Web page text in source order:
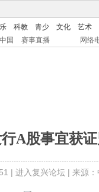
科教 青少 文化
艺术
国 赛事直播 网络
A股事宜获
| 进入复兴论坛| 来源